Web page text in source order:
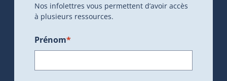
Nos infolettres vous permettent d’avoir accès
à plusieurs ressources.
Prénom*